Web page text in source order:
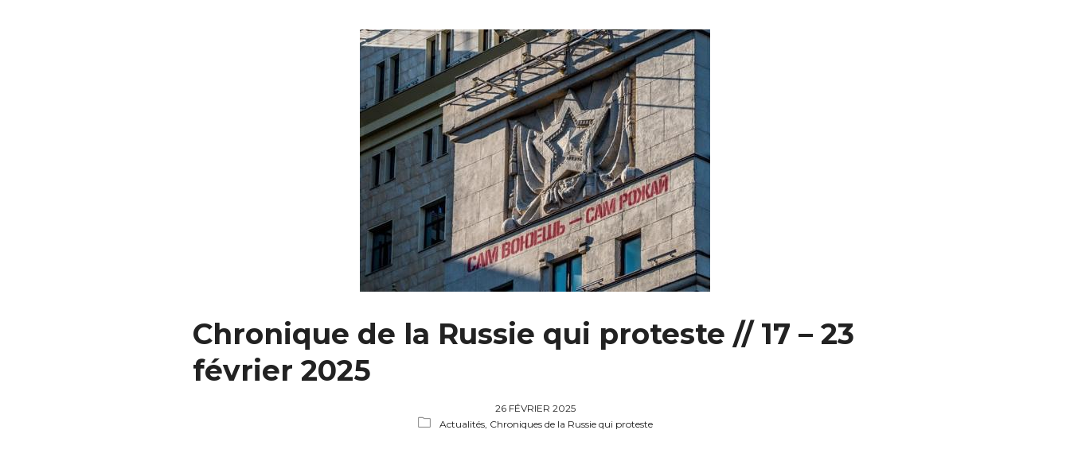
Chronique de la Russie qui proteste // 17 – 23
février 2025
26 FÉVRIER 2025
Actualités, Chroniques de la Russie qui proteste